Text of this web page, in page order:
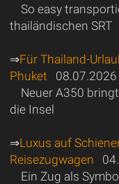
So easy
thailändischen SRT
⇒Für Thailand-
Phuket 08.07.2026
Neuer A350
die Insel
⇒Luxus auf
Reisezugwagen
Ein Zug als